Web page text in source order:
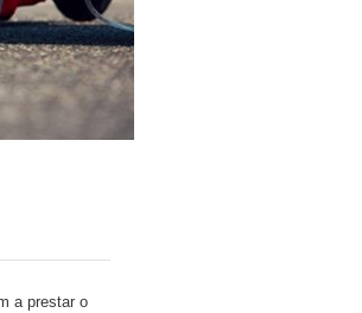
a prestar o